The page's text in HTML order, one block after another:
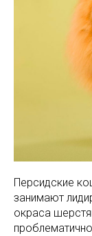
Персидские
занимают
окраса